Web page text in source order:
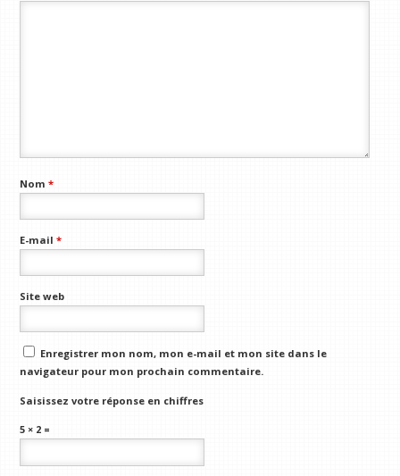
Nom*
E-mail*
Site web
Enregistrer mon nom, mon e-mail et mon site dans le
navigateur pour mon prochain commentaire.
Saisissez votre réponse en chiffres
5 × 2 =